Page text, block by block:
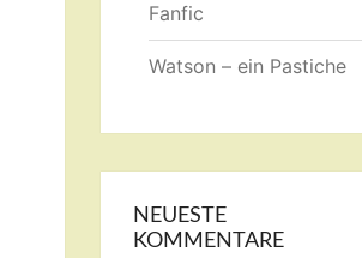
Fanfic
Watson – ein Pastiche
NEUESTE
KOMMENTARE